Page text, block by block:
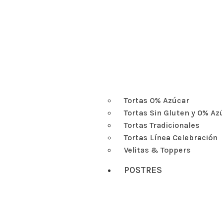
Tortas 0% Azúcar
Tortas Sin Gluten y 0%
Tortas Tradicionales
Tortas Línea Celebración
Velitas & Toppers
POSTRES